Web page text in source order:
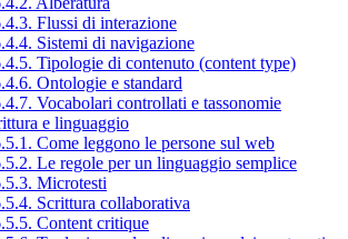
Flussi di interazione
Sistemi di navigazione
Tipologie di contenuto (content type)
Ontologie e standard
Vocabolari controllati e tassonomie
e linguaggio
Come leggono le persone sul web
Le regole per un linguaggio semplice
Microtesti
Scrittura collaborativa
Content critique